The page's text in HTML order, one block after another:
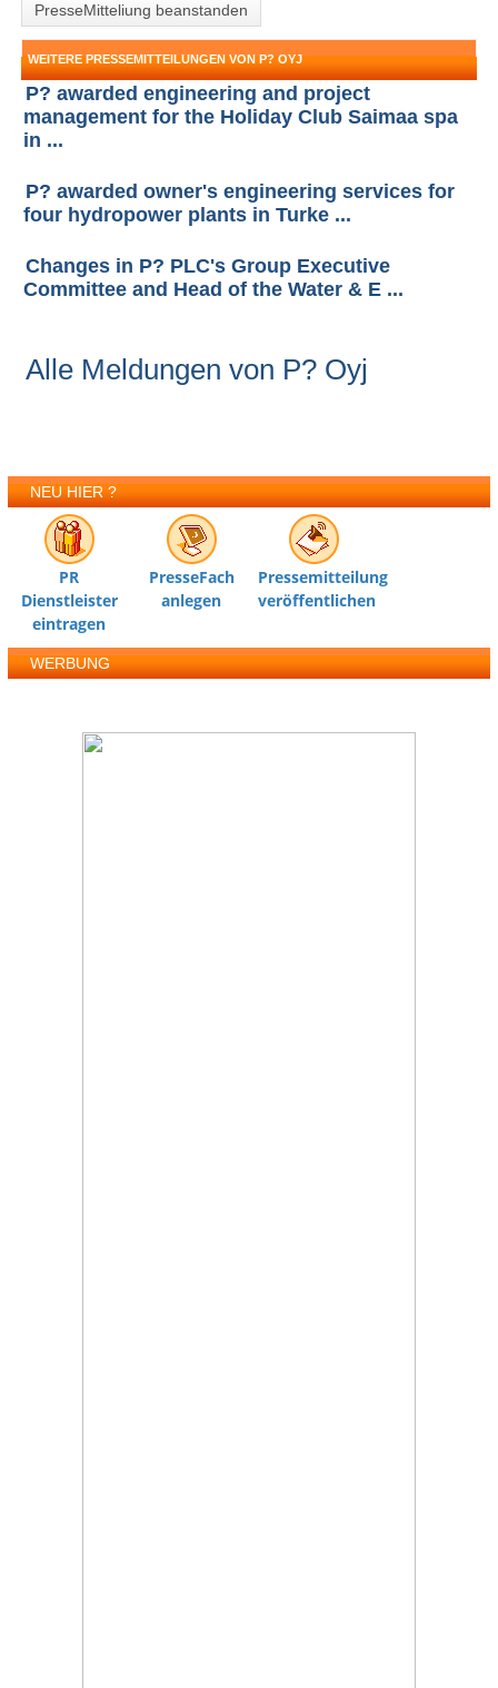
PresseMitteliung beanstanden
WEITERE PRESSEMITTEILUNGEN VON P? OYJ
P? awarded engineering and project
management for the Holiday Club Saimaa spa
in ...
P? awarded owner's engineering services for
four hydropower plants in Turke ...
Changes in P? PLC's Group Executive
Committee and Head of the Water & E ...
Alle Meldungen von P? Oyj
NEU HIER ?
PR
Dienstleister
eintragen
PresseFach
anlegen
Pressemitteilung
veröffentlichen
WERBUNG